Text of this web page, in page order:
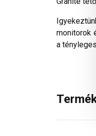
monitorok
a